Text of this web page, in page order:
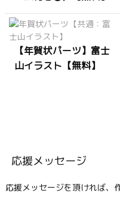
【年賀状パーツ】富士
山イラスト【無料】
応援メッセージ
応援メッセージを頂ければ、